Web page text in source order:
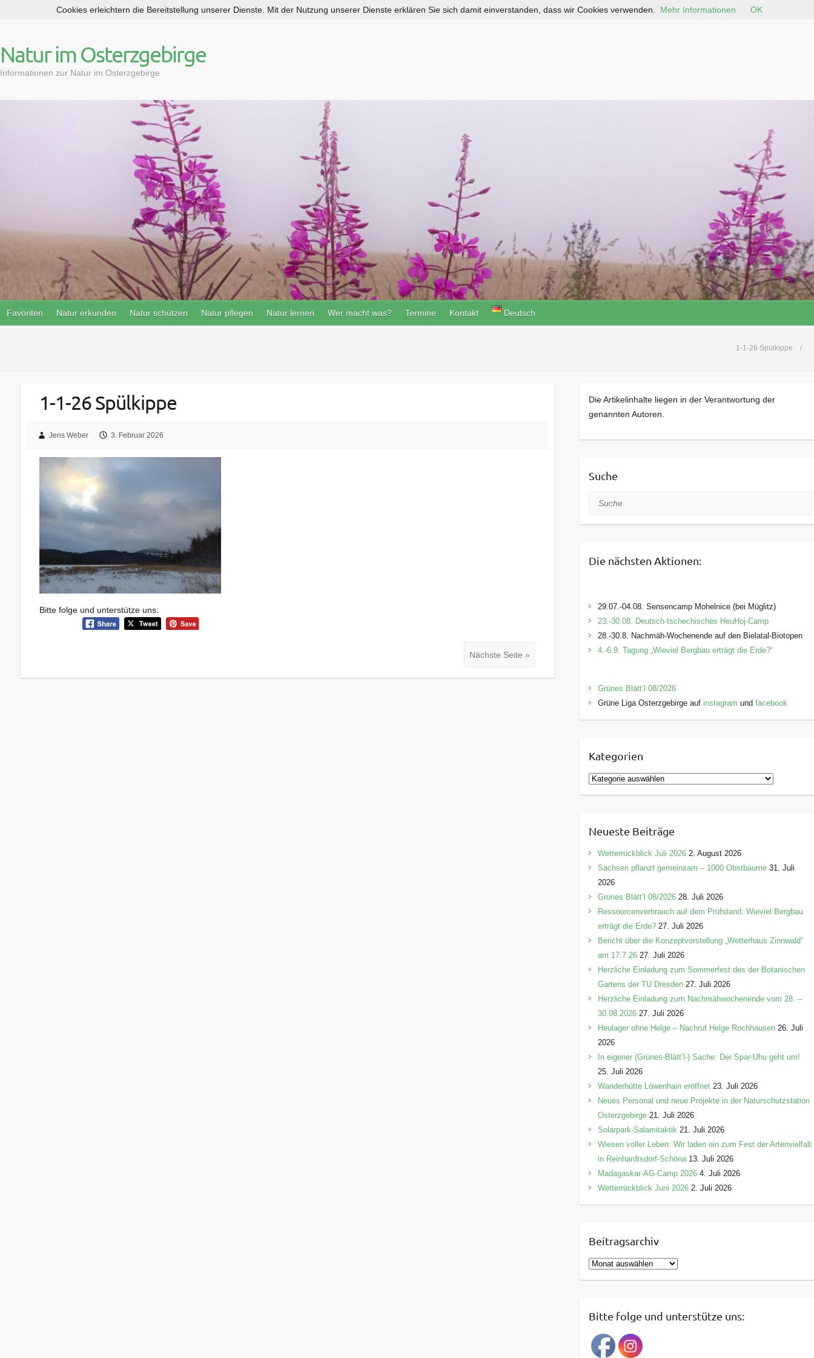
p
t
c
Natur im Osterzgebirge
Informationen zur Natur im Osterzgebirge
Favoriten Natur erkunden Natur schützen Natur pflegen Natur lernen Wer macht was? Termine Kontakt Deutsch
1-1-26 Spülkippe
1-1-26 Spülkippe
Jens Weber 3. Februar 2026
Bitte folge und unterstütze uns:
Nächste Seite »
Die Artikelinhalte liegen in der Verantwortung der
genannten Autoren.
Suche
Suche
Die nächsten Aktionen:
29.07.-04.08. Sensencamp Mohelnice (bei Müglitz)
23.-30.08. Deutsch-tschechisches HeuHoj-Camp
28.-30.8. Nachmäh-Wochenende auf den Bielatal-Biotopen
4.-6.9. Tagung „Wieviel Bergbau erträgt die Erde?“
Grünes Blätt’l 08/2026
Grüne Liga Osterzgebirge auf instagram und facebook
Kategorien
K
a
g
o
r
e
n
Neueste Beiträge
Wetterrückblick Juli 2026 2. August 2026
Sachsen pflanzt gemeinsam – 1000 Obstbäume 31. Juli
2026
Grünes Blätt’l 08/2026 28. Juli 2026
Ressourcenverbrauch auf dem Prüfstand: Wieviel Bergbau
erträgt die Erde? 27. Juli 2026
Bericht über die Konzeptvorstellung „Wetterhaus Zinnwald“
am 17.7.26 27. Juli 2026
Herzliche Einladung zum Sommerfest des der Botanischen
Gartens der TU Dresden 27. Juli 2026
Herzliche Einladung zum Nachmähwochenende vom 28. –
30.08.2026 27. Juli 2026
Heulager ohne Helge – Nachruf Helge Rochhausen 26. Juli
2026
In eigener (Grünes-Blätt’l-) Sache: Der Spar-Uhu geht um!
25. Juli 2026
Wanderhütte Löwenhain eröffnet 23. Juli 2026
Neues Personal und neue Projekte in der Naturschutzstation
Osterzgebirge 21. Juli 2026
Solarpark-Salamitaktik 21. Juli 2026
Wiesen voller Leben: Wir laden ein zum Fest der Artenvielfalt
in Reinhardtsdorf-Schöna 13. Juli 2026
Madagaskar-AG-Camp 2026 4. Juli 2026
Wetterrückblick Juni 2026 2. Juli 2026
Beitragsarchiv
B
e
r
a
g
Bitte folge und unterstütze uns:
Cookies erleichtern die Bereitstellung unserer Dienste. Mit der Nutzung unserer Dienste erklären Sie sich damit einverstanden, dass wir Cookies verwenden. Mehr Informationen OK